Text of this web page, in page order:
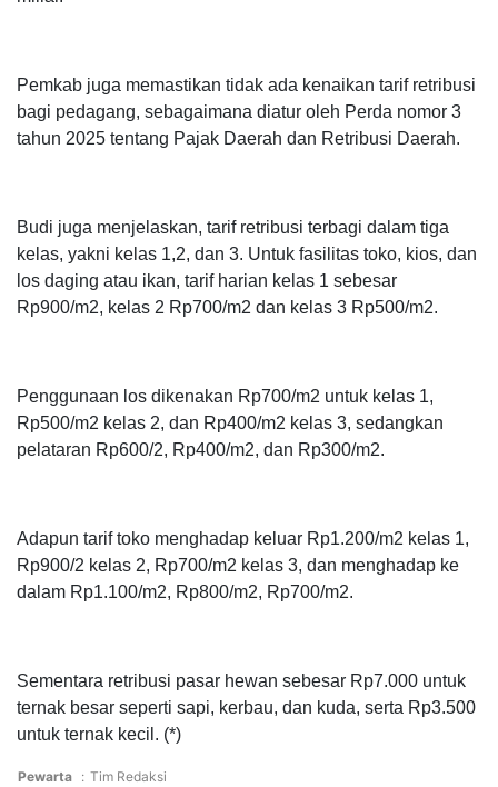
Pemkab juga memastikan tidak ada kenaikan tarif retribusi
bagi pedagang, sebagaimana diatur oleh Perda nomor 3
tahun 2025 tentang Pajak Daerah dan Retribusi Daerah.
Budi juga menjelaskan, tarif retribusi terbagi dalam tiga
kelas, yakni kelas 1,2, dan 3. Untuk fasilitas toko, kios, dan
los daging atau ikan, tarif harian kelas 1 sebesar
Rp900/m2, kelas 2 Rp700/m2 dan kelas 3 Rp500/m2.
Penggunaan los dikenakan Rp700/m2 untuk kelas 1,
Rp500/m2 kelas 2, dan Rp400/m2 kelas 3, sedangkan
pelataran Rp600/2, Rp400/m2, dan Rp300/m2.
Adapun tarif toko menghadap keluar Rp1.200/m2 kelas 1,
Rp900/2 kelas 2, Rp700/m2 kelas 3, dan menghadap ke
dalam Rp1.100/m2, Rp800/m2, Rp700/m2.
Sementara retribusi pasar hewan sebesar Rp7.000 untuk
ternak besar seperti sapi, kerbau, dan kuda, serta Rp3.500
untuk ternak kecil. (*)
Pewarta : Tim Redaksi